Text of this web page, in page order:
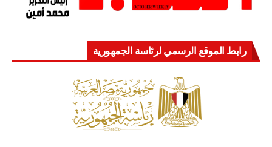
رابط الموقع الرسمي لرئاسة الجمهورية